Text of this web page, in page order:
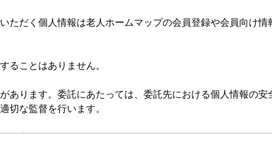
ただく個人情報は老人ホームマップの会員登録や会員向け情
ることはありません。
あります。委託にあたっては、委託先における個人情報の安
切な監督を行います。